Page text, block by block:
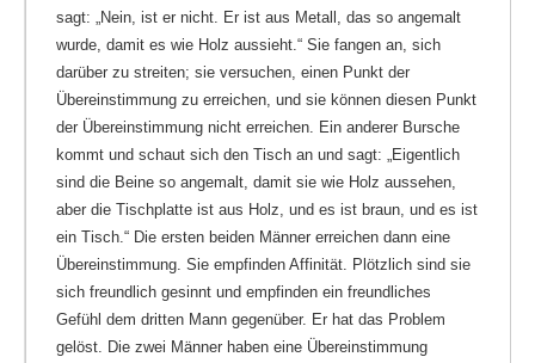
sagt: „Nein, ist er nicht. Er ist aus Metall, das so angemalt
wurde, damit es wie Holz aussieht.“ Sie fangen an, sich
darüber zu streiten; sie versuchen, einen Punkt der
Übereinstimmung zu erreichen, und sie können diesen Punkt
der Übereinstimmung nicht erreichen. Ein anderer Bursche
kommt und schaut sich den Tisch an und sagt: „Eigentlich
sind die Beine so angemalt, damit sie wie Holz aussehen,
aber die Tischplatte ist aus Holz, und es ist braun, und es ist
ein Tisch.“ Die ersten beiden Männer erreichen dann eine
Übereinstimmung. Sie empfinden Affinität. Plötzlich sind sie
sich freundlich gesinnt und empfinden ein freundliches
Gefühl dem dritten Mann gegenüber. Er hat das Problem
gelöst. Die zwei Männer haben eine Übereinstimmung